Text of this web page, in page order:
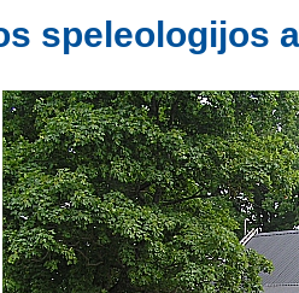
speleologijos